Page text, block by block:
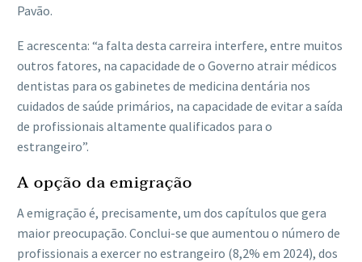
Pavão.
E acrescenta: “a falta desta carreira interfere, entre muitos
outros fatores, na capacidade de o Governo atrair médicos
dentistas para os gabinetes de medicina dentária nos
cuidados de saúde primários, na capacidade de evitar a saída
de profissionais altamente qualificados para o
estrangeiro”.
A opção da emigração
A emigração é, precisamente, um dos capítulos que gera
maior preocupação. Conclui-se que aumentou o número de
profissionais a exercer no estrangeiro (8,2% em 2024), dos